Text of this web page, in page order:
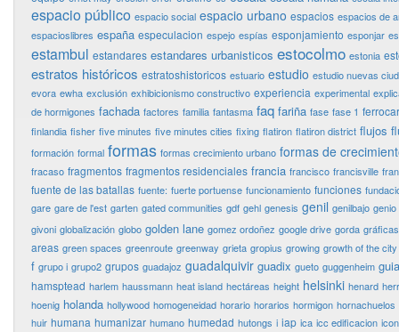
espacio público espacio social espacio urbano espacios espacios de
espacioslibres españa especulacion espejo espías esponjamiento esponjar
estambul estandares estandares urbanisticos estocolmo estonia
estratos históricos estratoshistoricos estuario estudio estudio nuevas
evora ewha exclusión exhibicionismo constructivo experiencia experimental
de hormigones fachada factores familia fantasma faq fariña fase fase 1
finlandia fisher five minutes five minutes cities fixing flatiron flatiron district flujos
formación formal formas formas crecimiento urbano formas de
fracaso fragmentos fragmentos residenciales francia francisco francisville
fuente de las batallas fuente: fuerte portuense funcionamiento funciones
gare gare de l'est garten gated communities gdf gehl genesis genil genilbajo genio
givoni globalización globo golden lane gomez ordoñez google drive gorda gráficas
areas green spaces greenroute greenway grieta gropius growing growth of the city
f grupo i grupo2 grupos guadajoz guadalquivir guadix gueto guggenheim
hamsptead harlem haussmann heat island hectáreas height helsinki henard
hoenig holanda hollywood homogeneidad horario horarios hormigon hornachuelos
huir humana humanizar humano humedad hutongs i iap ica icc edificacion